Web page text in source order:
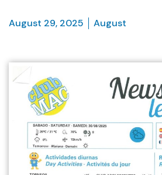
August 29, 2025 August